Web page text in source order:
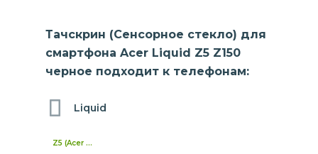
Тачскрин (Сенсорное стекло) для
смартфона Acer Liquid Z5 Z150
черное подходит к телефонам:
Liquid
Z5 (Acer Z150)